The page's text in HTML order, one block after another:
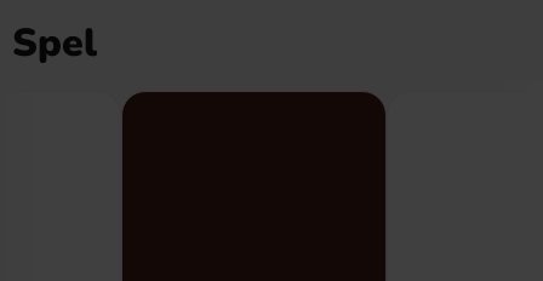
Spel